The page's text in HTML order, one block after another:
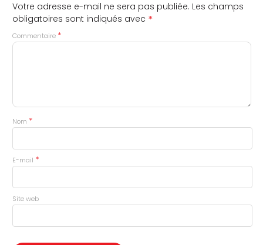
Votre adresse e-mail ne sera pas publiée. Les champs
obligatoires sont indiqués avec *
Commentaire *
Nom *
E-mail *
Site web